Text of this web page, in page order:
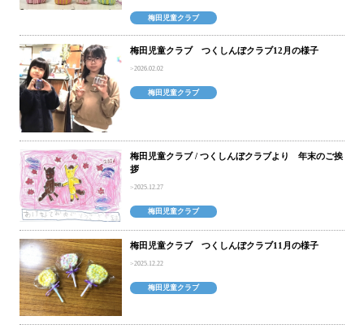
梅田児童クラブ
梅田児童クラブ つくしんぼクラブ12月の様子
2026.02.02
梅田児童クラブ
梅田児童クラブ / つくしんぼクラブより 年末のご挨
拶
2025.12.27
梅田児童クラブ
梅田児童クラブ つくしんぼクラブ11月の様子
2025.12.22
梅田児童クラブ